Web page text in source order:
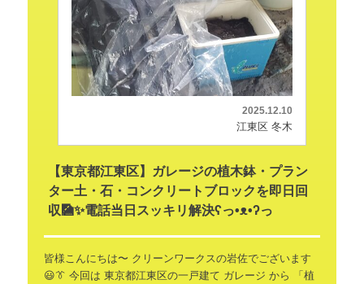
2025.12.10
江東区 冬木
【東京都江東区】ガレージの植木鉢・プラン
ター土・石・コンクリートブロックを即日回
収🎑✨電話当日スッキリ解決ʕ⁠っ⁠•⁠ᴥ⁠•⁠ʔ⁠っ
皆様こんにちは〜 クリーンワークスの岩佐でございます
😃👔 今回は 東京都江東区の一戸建て ガレージ から
「植